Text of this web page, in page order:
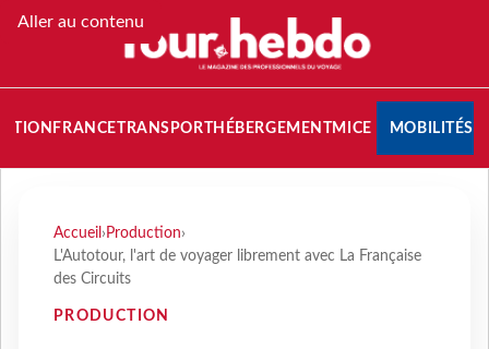
Aller au contenu
FRANCETRANSPORT HÉBERGEMENTMICE MOBILITÉS
Accueil › Production›
L'Autotour, l'art de voyager librement avec La Française
des Circuits
PRODUCTION